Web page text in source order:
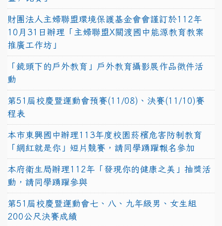
財團法人主婦聯盟環境保護基金會會謹訂於112年
10月31日辦理「主婦聯盟X關渡國中能源教育教案
推廣工作坊」
「鏡頭下的戶外教育」戶外教育攝影展作品徵件活
動
第51屆校慶暨運動會預賽(11/08)、決賽(11/10)賽
程表
本市東興國中辦理113年度校園菸檳危害防制教育
「網紅就是你」短片競賽，請同學踴躍報名參加
本府衛生局辦理112年「發現你的健康之美」抽獎活
動，請同學踴躍參與
第51屆校慶暨運動會七、八、九年級男、女生組
200公尺決賽成績